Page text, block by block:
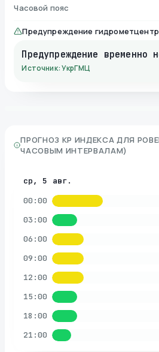
Часовой пояс
Предупреждение
Предупреждение временно
Источник: УкрГМЦ
ПРОГНОЗ KP ИНДЕКСА ДЛЯ
ЧАСОВЫМ ИНТЕРВАЛАМ)
ср, 5 авг.
00:00
03:00
06:00
09:00
12:00
15:00
18:00
21:00